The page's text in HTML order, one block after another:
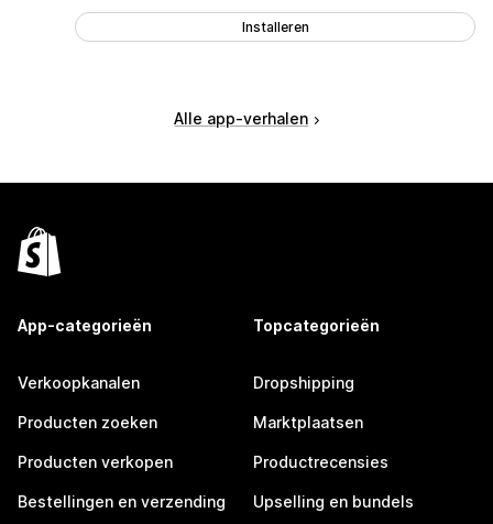
Installeren
Alle app-verhalen
App-categorieën
Verkoopkanalen
Producten zoeken
Producten verkopen
Bestellingen en verzending
Topcategorieën
Dropshipping
Marktplaatsen
Productrecensies
Upselling en bundels